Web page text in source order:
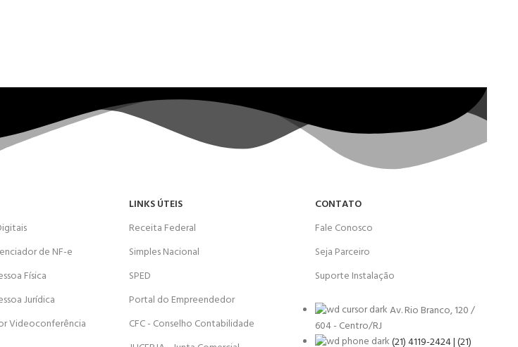
de NF-e
Física
Jurídica
Videoconferência
LINKS ÚTEIS
Receita Federal
Simples Nacional
SPED
Portal do Empreendedor
CFC - Conselho Contabilidade
CONTATO
Fale Conosco
Seja Parceiro
Suporte Instalação
Av. Rio Branco, 120 /
604 - Centro/RJ
(21) 4119-2424 | (21)